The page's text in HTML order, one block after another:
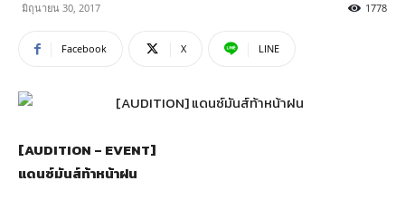
มิถุนายน 30, 2017 1778
Facebook X LINE
[AUDITION – EVENT]
แดนซ์มันส์ท้าหน้าฝน